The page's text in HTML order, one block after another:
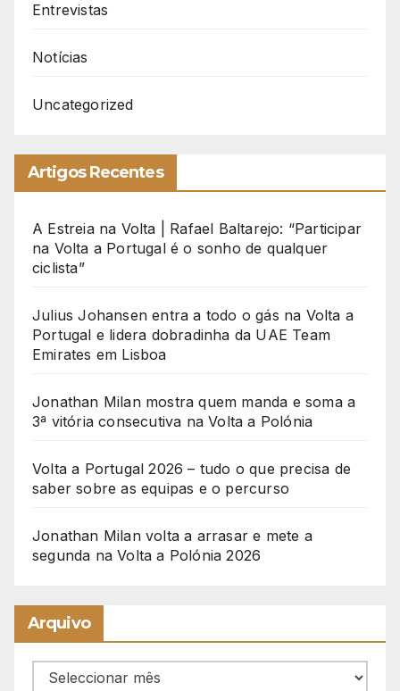
Entrevistas
Notícias
Uncategorized
Artigos Recentes
A Estreia na Volta | Rafael Baltarejo: “Participar
na Volta a Portugal é o sonho de qualquer
ciclista”
Julius Johansen entra a todo o gás na Volta a
Portugal e lidera dobradinha da UAE Team
Emirates em Lisboa
Jonathan Milan mostra quem manda e soma a
3ª vitória consecutiva na Volta a Polónia
Volta a Portugal 2026 – tudo o que precisa de
saber sobre as equipas e o percurso
Jonathan Milan volta a arrasar e mete a
segunda na Volta a Polónia 2026
Arquivo
Arquivo